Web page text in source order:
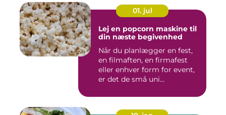
01. jul
Lej en popcorn maskine til
din næste begivenhed
Når du planlægger en fest,
en filmaften, en firmafest
eller enhver form for event,
er det de små uni...